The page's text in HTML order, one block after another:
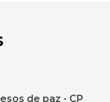
de paz - CP